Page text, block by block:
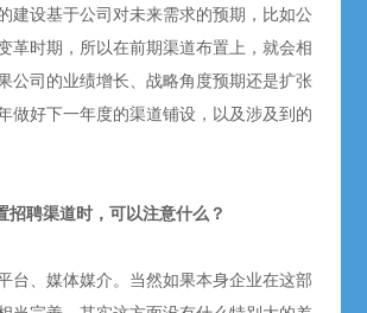
建设基于公司对未来需求的预期，比如公
革时期，所以在前期渠道布置上，就会相
公司的业绩增长、战略角度预期还是扩张
做好下一年度的渠道铺设，以及涉及到的
招聘渠道时，可以注意什么？
台、媒体媒介。当然如果本身企业在这部